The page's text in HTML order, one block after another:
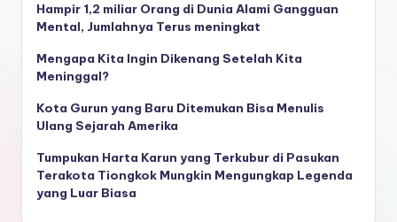
Hampir 1,2 miliar Orang di Dunia Alami Gangguan
Mental, Jumlahnya Terus meningkat
Mengapa Kita Ingin Dikenang Setelah Kita
Meninggal?
Kota Gurun yang Baru Ditemukan Bisa Menulis
Ulang Sejarah Amerika
Tumpukan Harta Karun yang Terkubur di Pasukan
Terakota Tiongkok Mungkin Mengungkap Legenda
yang Luar Biasa